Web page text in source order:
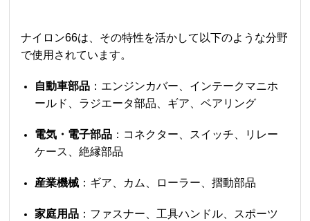
ナイロン66は、その特性を活かして以下のような分野
で使用されています。
自動車部品 ：エンジンカバー、インテークマニホ
ールド、ラジエータ部品、ギア、ベアリング
電気・電子部品 ：コネクター、スイッチ、リレー
ケース、絶縁部品
産業機械 ：ギア、カム、ローラー、摺動部品
家庭用品 ：ファスナー、工具ハンドル、スポーツ